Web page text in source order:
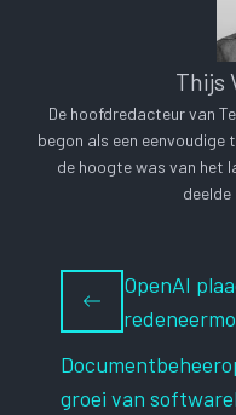
Thijs
De hoofdredacteur van
begon als een
de hoogte was van het
deelde
OpenAI
groei van